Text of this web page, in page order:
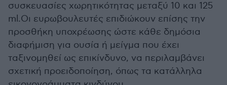
συσκευασίες χωρητικότητας μεταξύ 10 και 125
ml.Οι ευρωβουλευτές επιδιώκουν επίσης την
προσθήκη υποχρέωσης ώστε κάθε δημόσια
διαφήμιση για ουσία ή μείγμα που έχει
ταξινομηθεί ως επικίνδυνο, να περιλαμβάνει
σχετική προειδοποίηση, όπως τα κατάλληλα